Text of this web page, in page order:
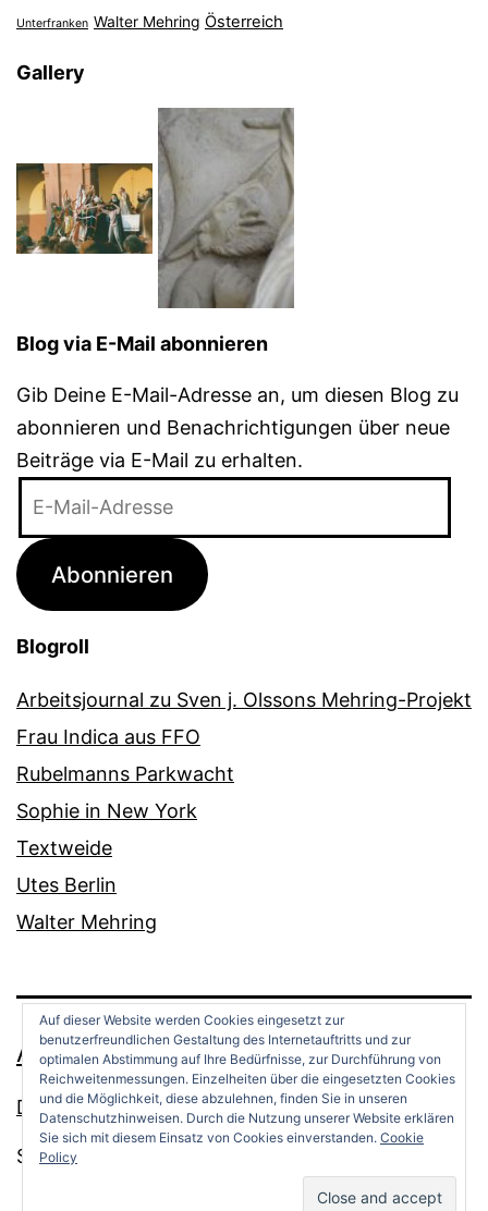
Unterfranken Walter Mehring Österreich
Gallery
Blog via E-Mail abonnieren
Gib Deine E-Mail-Adresse an, um diesen Blog zu
abonnieren und Benachrichtigungen über neue
Beiträge via E-Mail zu erhalten.
Adresse
Abonnieren
Blogroll
Arbeitsjournal zu Sven j. Olssons Mehring-Projekt
Frau Indica aus FFO
Rubelmanns Parkwacht
Sophie in New York
Textweide
Utes Berlin
Walter Mehring
ANDREAS OPPERMANN
Datenschutz
Stolz präsentiert von
Auf dieser Website werden Cookies eingesetzt zur
benutzerfreundlichen Gestaltung des Internetauftritts und zur
optimalen Abstimmung auf Ihre Bedürfnisse, zur Durchführung von
Reichweitenmessungen. Einzelheiten über die eingesetzten Cookies
und die Möglichkeit, diese abzulehnen, finden Sie in unseren
Datenschutzhinweisen. Durch die Nutzung unserer Website erklären
Sie sich mit diesem Einsatz von Cookies einverstanden. Cookie
Policy